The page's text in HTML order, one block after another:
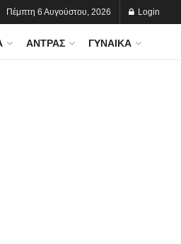
Πέμπτη 6 Αυγούστου, 2026 Login
ΆΝΤΡΑΣ ΓΥΝΑΊΚΑ